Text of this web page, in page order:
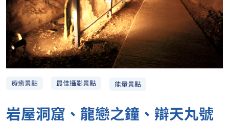
療癒景點 最佳攝影景點 能量景點
岩屋洞窟、龍戀之鐘、辯天丸號